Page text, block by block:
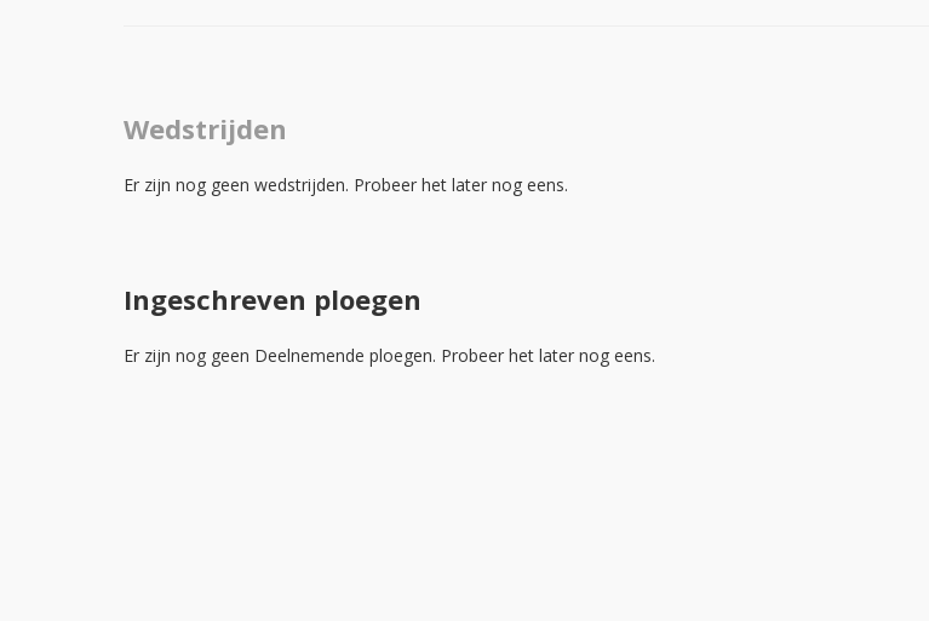
Wedstrijden
Er zijn nog geen wedstrijden. Probeer het later nog eens.
Ingeschreven ploegen
Er zijn nog geen Deelnemende ploegen. Probeer het later nog eens.